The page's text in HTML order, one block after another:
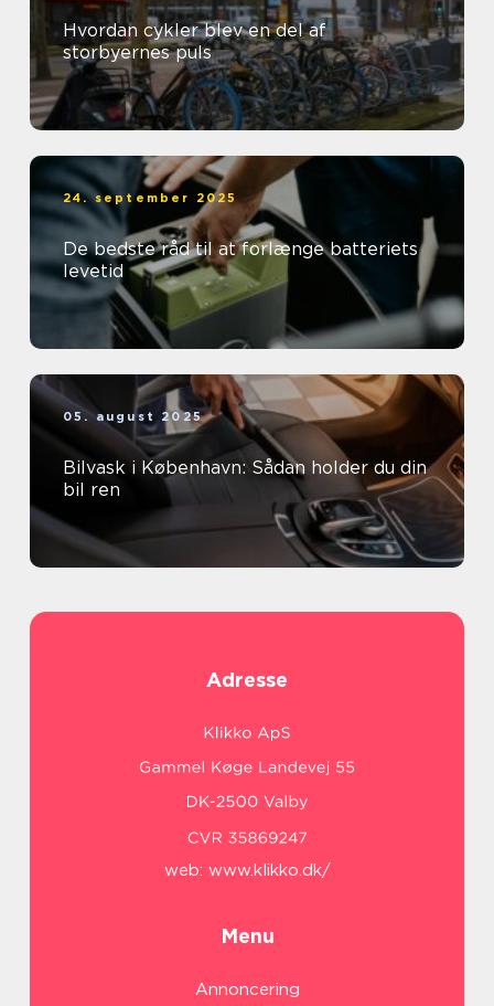
Hvordan cykler blev en del af
storbyernes puls
24. september 2025
De bedste råd til at forlænge batteriets
levetid
05. august 2025
Bilvask i København: Sådan holder du din
bil ren
Adresse
web: www.klikko.dk/
Menu
Annoncering